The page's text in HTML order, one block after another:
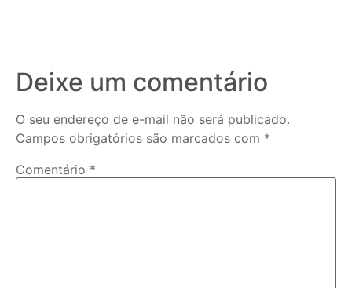
Deixe um comentário
O seu endereço de e-mail não será publicado.
Campos obrigatórios são marcados com *
Comentário *